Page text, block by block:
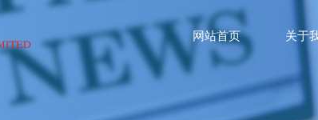
网站首页 关于